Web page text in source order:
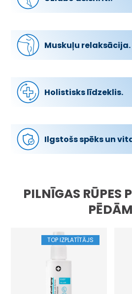
smaguma sajūtu kājās,
Muskuļu relaksācija.
aizņemtu un aktīvu
Holistisks līdzeklis.
novērš problēmu
Ilgstošs spēks un
PILNĪGAS RŪPES
PĒDĀM
TOP IZPLATĪTĀJS